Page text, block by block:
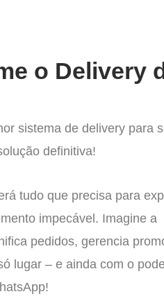
o Delivery
sistema de delivery para
definitiva!
tudo que precisa para
impecável. Imagine a
pedidos, gerencia
lugar – e ainda com o